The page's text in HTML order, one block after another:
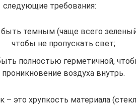
следующие требования:
темным (чаще всего
чтобы не пропускать свет;
полностью герметичной,
проникновение воздуха внутрь.
это хрупкость материала